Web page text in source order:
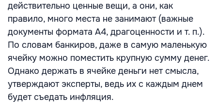
действительно ценные вещи, а они, как
правило, много места не занимают (важные
документы формата А4, драгоценности и т. п.).
По словам банкиров, даже в самую маленькую
ячейку можно поместить крупную сумму денег.
Однако держать в ячейке деньги нет смысла,
утверждают эксперты, ведь их с каждым днем
будет съедать инфляция.